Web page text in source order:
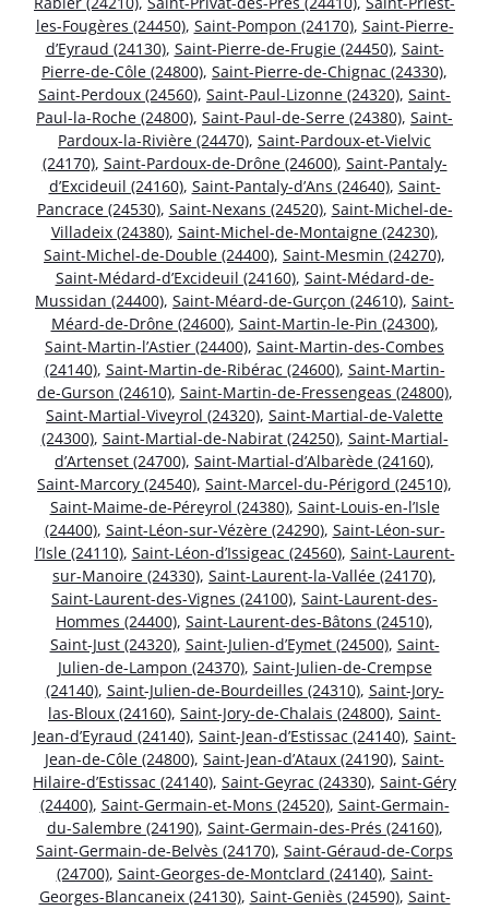
les-Fougères (24450), Saint-Pompon (24170), Saint-Pierre-
d’Eyraud (24130), Saint-Pierre-de-Frugie (24450), Saint-
Pierre-de-Côle (24800), Saint-Pierre-de-Chignac (24330),
Saint-Perdoux (24560), Saint-Paul-Lizonne (24320), Saint-
Paul-la-Roche (24800), Saint-Paul-de-Serre (24380), Saint-
Pardoux-la-Rivière (24470), Saint-Pardoux-et-Vielvic
(24170), Saint-Pardoux-de-Drône (24600), Saint-Pantaly-
d’Excideuil (24160), Saint-Pantaly-d’Ans (24640), Saint-
Pancrace (24530), Saint-Nexans (24520), Saint-Michel-de-
Villadeix (24380), Saint-Michel-de-Montaigne (24230),
Saint-Michel-de-Double (24400), Saint-Mesmin (24270),
Saint-Médard-d’Excideuil (24160), Saint-Médard-de-
Mussidan (24400), Saint-Méard-de-Gurçon (24610), Saint-
Méard-de-Drône (24600), Saint-Martin-le-Pin (24300),
Saint-Martin-l’Astier (24400), Saint-Martin-des-Combes
(24140), Saint-Martin-de-Ribérac (24600), Saint-Martin-
de-Gurson (24610), Saint-Martin-de-Fressengeas (24800),
Saint-Martial-Viveyrol (24320), Saint-Martial-de-Valette
(24300), Saint-Martial-de-Nabirat (24250), Saint-Martial-
d’Artenset (24700), Saint-Martial-d’Albarède (24160),
Saint-Marcory (24540), Saint-Marcel-du-Périgord (24510),
Saint-Maime-de-Péreyrol (24380), Saint-Louis-en-l’Isle
(24400), Saint-Léon-sur-Vézère (24290), Saint-Léon-sur-
l’Isle (24110), Saint-Léon-d’Issigeac (24560), Saint-Laurent-
sur-Manoire (24330), Saint-Laurent-la-Vallée (24170),
Saint-Laurent-des-Vignes (24100), Saint-Laurent-des-
Hommes (24400), Saint-Laurent-des-Bâtons (24510),
Saint-Just (24320), Saint-Julien-d’Eymet (24500), Saint-
Julien-de-Lampon (24370), Saint-Julien-de-Crempse
(24140), Saint-Julien-de-Bourdeilles (24310), Saint-Jory-
las-Bloux (24160), Saint-Jory-de-Chalais (24800), Saint-
Jean-d’Eyraud (24140), Saint-Jean-d’Estissac (24140), Saint-
Jean-de-Côle (24800), Saint-Jean-d’Ataux (24190), Saint-
Hilaire-d’Estissac (24140), Saint-Geyrac (24330), Saint-Géry
(24400), Saint-Germain-et-Mons (24520), Saint-Germain-
du-Salembre (24190), Saint-Germain-des-Prés (24160),
Saint-Germain-de-Belvès (24170), Saint-Géraud-de-Corps
(24700), Saint-Georges-de-Montclard (24140), Saint-
Georges-Blancaneix (24130), Saint-Geniès (24590), Saint-